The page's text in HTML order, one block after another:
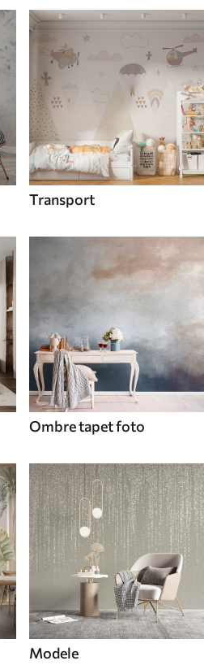
Transport
Ombre tapet foto
Modele